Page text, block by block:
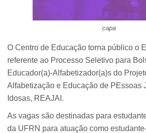
capa
O Centro de Educação torna público o
referente ao Processo Seletivo para
Educador(a)-Alfabetizador(a)s do
Alfabetização e Educação de PEssoas
Idosas, REAJAI.
As vagas são destinadas para
da UFRN para atuação como